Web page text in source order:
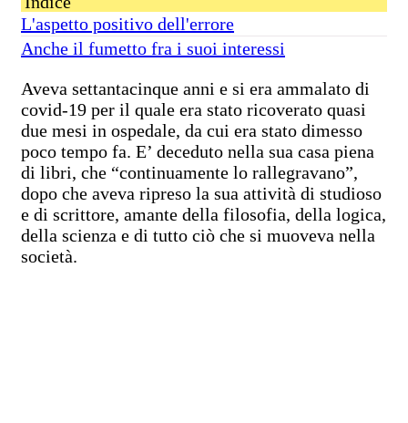
L'aspetto positivo dell'errore
Anche il fumetto fra i suoi interessi
Aveva settantacinque anni e si era ammalato di
covid-19 per il quale era stato ricoverato quasi
due mesi in ospedale, da cui era stato dimesso
poco tempo fa. E’ deceduto nella sua casa piena
di libri, che “continuamente lo rallegravano”,
dopo che aveva ripreso la sua attività di studioso
e di scrittore, amante della filosofia, della logica,
della scienza e di tutto ciò che si muoveva nella
società.